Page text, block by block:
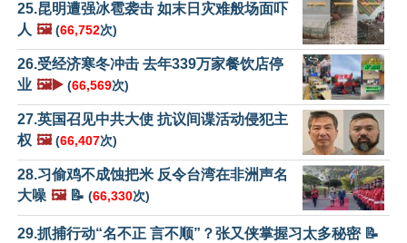
25.昆明遭强冰雹袭击 如末日灾难般场面吓
人 🖼️ (66,752次)
26.受经济寒冬冲击 去年339万家餐饮店停
业 🖼️▶️ (66,569次)
27.英国召见中共大使 抗议间谍活动侵犯主
权 🖼️ (66,407次)
28.习偷鸡不成蚀把米 反令台湾在非洲声名
大噪 🖼️📝 (66,330次)
29.抓捕行动“名不正 言不顺”？张又侠掌握习太多秘密 📝